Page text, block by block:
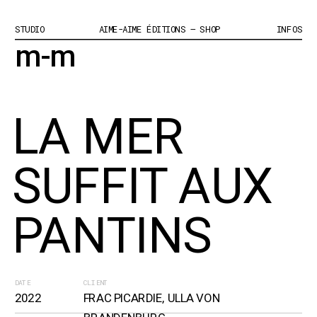
LA MER
SUFFIT AUX
PANTINS
DATE
2022
CLIENT
FRAC PICARDIE, ULLA VON
INFOS
AIME-AIME ÉDITIONS – SHOP
STUDIO
m-m